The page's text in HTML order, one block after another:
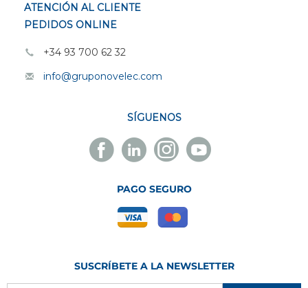
ATENCIÓN AL CLIENTE
PEDIDOS ONLINE
+34 93 700 62 32
info@gruponovelec.com
SÍGUENOS
Facebook
Novelec
Linkedin
Novelec
Instagram
Novelec
Youtube
Novelec
PAGO SEGURO
SUSCRÍBETE A LA NEWSLETTER